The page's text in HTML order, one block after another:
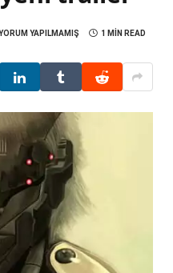
YAPILMAMIŞ 1 MIN READ